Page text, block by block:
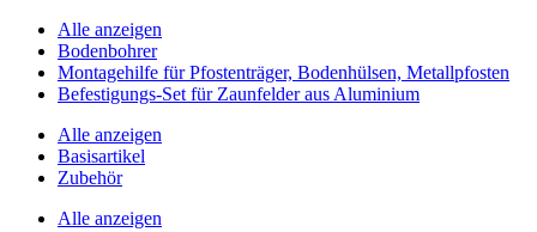
Alle anzeigen
Bodenbohrer
Montagehilfe für Pfostenträger, Bodenhülsen, Metallpfosten
Befestigungs-Set für Zaunfelder aus Aluminium
Alle anzeigen
Basisartikel
Zubehör
Alle anzeigen